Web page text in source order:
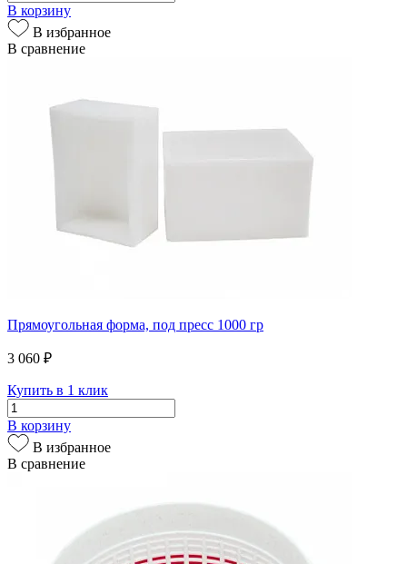
В корзину
В избранное
В сравнение
Прямоугольная форма, под пресс 1000 гр
3 060 ₽
Купить в 1 клик
В корзину
В избранное
В сравнение